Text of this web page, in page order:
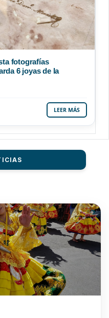
fotografías
6 joyas de la
LEER MÁS